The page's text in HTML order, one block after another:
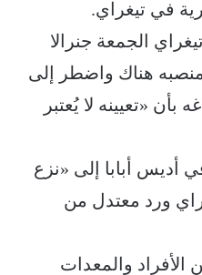
في تيغراي.
الجمعة جنرالا
منصبه هناك واضطر إلى
بأن «تعيينه لا يُعتبر
أديس أبابا إلى «نزع
ورد معتدل من
الأفراد والمعدات